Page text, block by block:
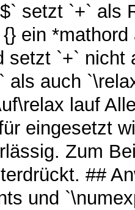
setzt `+` als
ein
setzt `+` nicht
als auch
lauf
eingesetzt
Zum
##
und